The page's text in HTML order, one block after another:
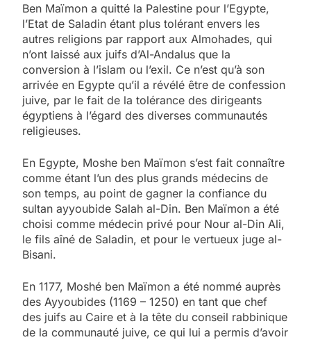
Ben Maïmon a quitté la Palestine pour l’Egypte,
l’Etat de Saladin étant plus tolérant envers les
autres religions par rapport aux Almohades, qui
n’ont laissé aux juifs d’Al-Andalus que la
conversion à l’islam ou l’exil. Ce n’est qu’à son
arrivée en Egypte qu’il a révélé être de confession
juive, par le fait de la tolérance des dirigeants
égyptiens à l’égard des diverses communautés
religieuses.
En Egypte, Moshe ben Maïmon s’est fait connaître
comme étant l’un des plus grands médecins de
son temps, au point de gagner la confiance du
sultan ayyoubide Salah al-Din. Ben Maïmon a été
choisi comme médecin privé pour Nour al-Din Ali,
le fils aîné de Saladin, et pour le vertueux juge al-
Bisani.
En 1177, Moshé ben Maïmon a été nommé auprès
des Ayyoubides (1169 – 1250) en tant que chef
des juifs au Caire et à la tête du conseil rabbinique
de la communauté juive, ce qui lui a permis d’avoir